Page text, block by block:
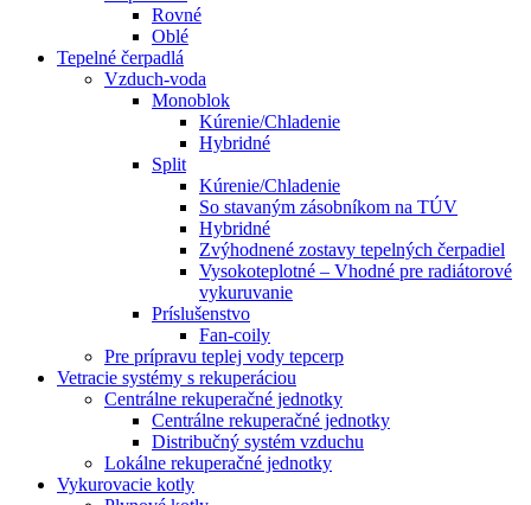
Rovné
Oblé
Tepelné čerpadlá
Vzduch-voda
Monoblok
Kúrenie/Chladenie
Hybridné
Split
Kúrenie/Chladenie
So stavaným zásobníkom na TÚV
Hybridné
Zvýhodnené zostavy tepelných čerpadiel
Vysokoteplotné – Vhodné pre radiátorové
vykuruvanie
Príslušenstvo
Fan-coily
Pre prípravu teplej vody tepcerp
Vetracie systémy s rekuperáciou
Centrálne rekuperačné jednotky
Centrálne rekuperačné jednotky
Distribučný systém vzduchu
Lokálne rekuperačné jednotky
Vykurovacie kotly